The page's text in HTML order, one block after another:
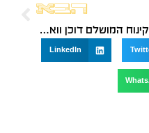
הבא
הקינוח המושלם דוכן וואפל בלגי
LinkedIn